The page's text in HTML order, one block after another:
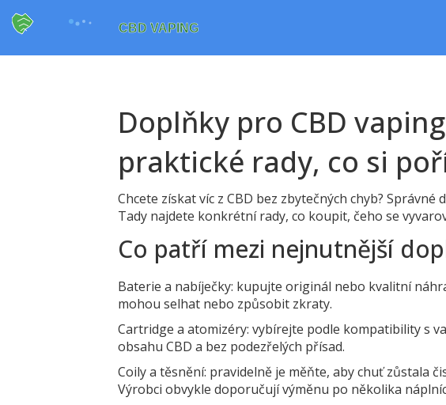
Doplňky pro CBD
praktické rady, co si
Chcete získat víc z CBD bez zbytečných chyb?
Tady najdete konkrétní rady, co koupit, čeho se
Co patří mezi nejnutnější
Baterie a nabíječky: kupujte originál nebo kvalitní
mohou selhat nebo způsobit zkraty.
Cartridge a atomizéry: vybírejte podle kompatibility s
obsahu CBD a bez podezřelých přísad.
Coily a těsnění: pravidelně je měňte, aby chuť zůstala
Výrobci obvykle doporučují výměnu po několika